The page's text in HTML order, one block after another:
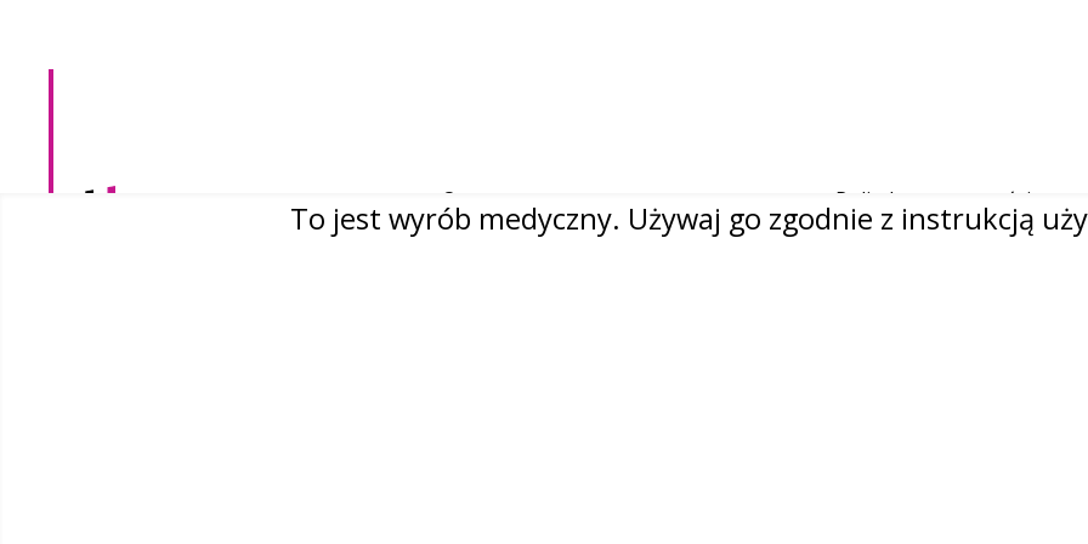
O nas
Kontakt
Polityka prywatności
Polityka dotycząca plików
To jest wyrób medyczny. Używaj go zgodnie z instrukcją